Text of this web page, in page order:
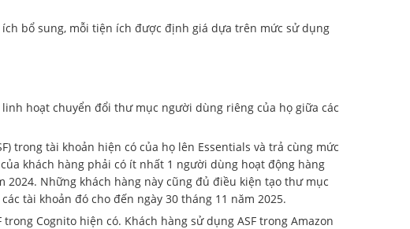
bổ sung, mỗi tiện ích được định giá dựa trên mức sử dụng
hoạt chuyển đổi thư mục người dùng riêng của họ giữa các
trong tài khoản hiện có của họ lên Essentials và trả cùng mức
khách hàng phải có ít nhất 1 người dùng hoạt động hàng
2024. Những khách hàng này cũng đủ điều kiện tạo thư mục
tài khoản đó cho đến ngày 30 tháng 11 năm 2025.
Cognito hiện có. Khách hàng sử dụng ASF trong Amazon